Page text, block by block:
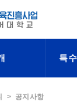
특
공지사항